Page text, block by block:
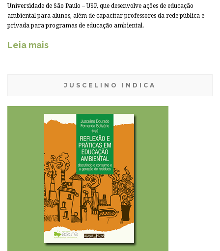
Universidade de São Paulo – USP, que desenvolve ações de educação
ambiental para alunos, além de capacitar professores da rede pública e
privada para programas de educação ambiental.
Leia mais
JUSCELINO INDICA